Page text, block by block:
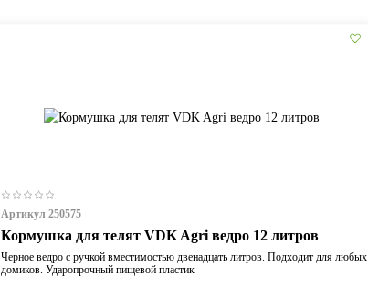
Артикул 250575
Кормушка для телят VDK Agri ведро 12 литров
Черное ведро с ручкой вместимостью двенадцать литров. Подходит для любых
домиков. Ударопрочный пищевой пластик